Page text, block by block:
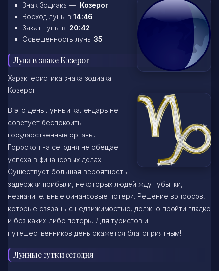
Знак Зодиака — Козерог
Восход луны в 14:46
Закат луны в 20:42
Освещенность луны 35
Луна в знаке Козерог
Характеристика знака зодиака
Козерог
В это день лунный календарь не
советует беспокоить
государственные органы.
Гороскоп на сегодня не обещает
успеха в финансовых делах.
Существует большая вероятность
задержки прибыли, некоторых людей ждут убытки,
незначительные финансовые потери. Решение вопросов,
которые связаны с недвижимостью, должно пройти гладко
и без каких-либо потерь. Для туристов и
путешественников день окажется благоприятным!
Лунные сутки сегодня